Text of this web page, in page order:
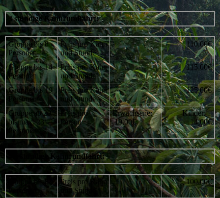
3 stündige Kahnrundfahrt:
Gruppe bis 8
Personen
Preis pro Kahn
und Stunde
110,00€
Gruppe bis 14
Personen
Preis pro Kahn
und Stunde
115,00€
Gruppe bis 19
Personen
Preis pro Kahn
und Stunde
125,00€
Gruppe ab 20
bis max. 23
Personen*
Preis pro
Person
Erwachsene:
19,00€
Kinder:
14,00€
4,5 stündige Kahnrundfahrt:
Gruppe bis 8
Personen
Preis pro Kahn
und Stunde
100,00€